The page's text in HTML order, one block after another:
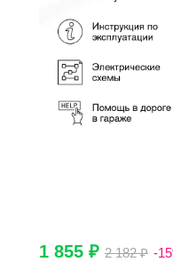
1 855 ₽ 2 182 ₽ -